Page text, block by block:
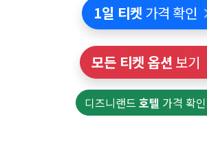
1일 티켓 가격 확인
모든 티켓 옵션 보기
디즈니랜드 호텔 가격 확인